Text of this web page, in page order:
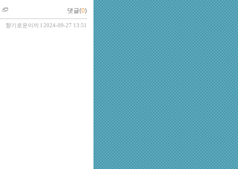
댓글(0)
향기로운이끼 l 2024-09-27 13:51